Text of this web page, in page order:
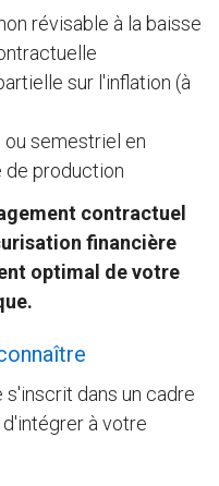
révisable à la baisse
sur l'inflation (à
semestriel en
production
contractuel
financière
optimal de votre
dans un cadre
à votre